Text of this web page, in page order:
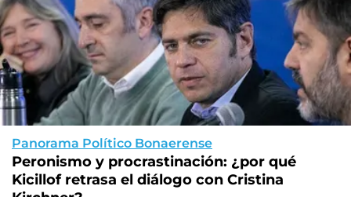
Panorama Político Bonaerense
Peronismo y procrastinación: ¿por qué
Kicillof retrasa el diálogo con Cristina